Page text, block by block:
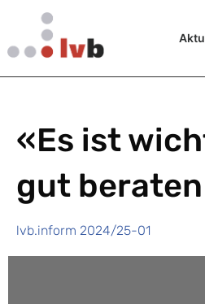
«Es ist
gut
lvb.inform 2024/25-01